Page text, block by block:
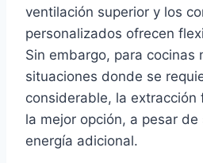
ventilación superior y los
personalizados ofrecen
Sin embargo, para cocinas
situaciones donde se
considerable, la extracción
la mejor opción, a pesar
energía adicional.